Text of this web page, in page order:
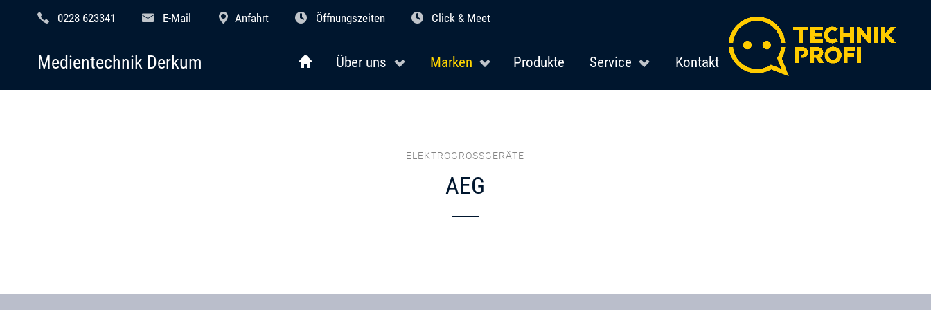
0228 623341 E-Mail Anfahrt Öffnungszeiten Click & Meet
Über uns Marken Produkte Service Kontakt
Medientechnik Derkum
ELEKTROGROSSGERÄTE
AEG